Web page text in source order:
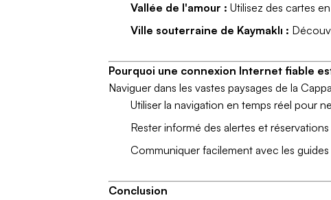
Vallée de l'amour : Utilisez des cartes
Ville souterraine de Kaymaklı :
Pourquoi une connexion Internet fiable
Naviguer dans les vastes paysages de la
Utiliser la navigation en temps réel pour
Rester informé des alertes et
Communiquer facilement avec les
Conclusion